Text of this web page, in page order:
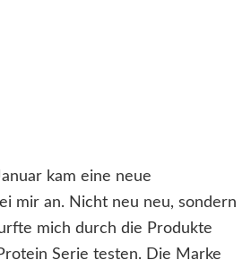
kam eine neue
mir an. Nicht neu neu, sondern
mich durch die Produkte
Serie testen. Die Marke